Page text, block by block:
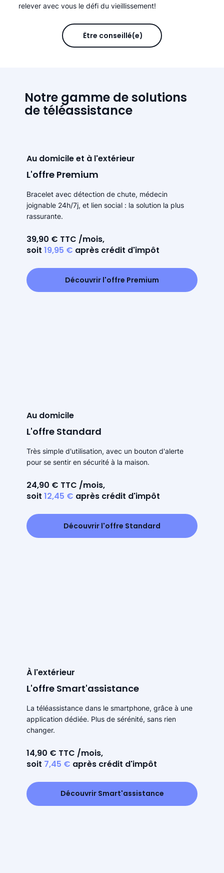
relever avec vous le défi du vieillissement!
Être conseillé(e)
Notre gamme de solutions
de téléassistance
Au domicile et à l'extérieur
L'offre Premium
Bracelet avec détection de chute, médecin
joignable 24h/7j, et lien social : la solution la plus
rassurante.
39,90 € TTC /mois,
soit 19,95 € après crédit d'impôt
Découvrir l'offre Premium
Au domicile
L'offre Standard
Très simple d'utilisation, avec un bouton d'alerte
pour se sentir en sécurité à la maison.
24,90 € TTC /mois,
soit 12,45 € après crédit d'impôt
Découvrir l'offre Standard
À l'extérieur
L'offre Smart'assistance
La téléassistance dans le smartphone, grâce à une
application dédiée. Plus de sérénité, sans rien
changer.
14,90 € TTC /mois,
soit 7,45 € après crédit d'impôt
Découvrir Smart'assistance